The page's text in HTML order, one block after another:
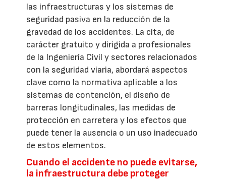
las infraestructuras y los sistemas de
seguridad pasiva en la reducción de la
gravedad de los accidentes. La cita, de
carácter gratuito y dirigida a profesionales
de la Ingeniería Civil y sectores relacionados
con la seguridad viaria, abordará aspectos
clave como la normativa aplicable a los
sistemas de contención, el diseño de
barreras longitudinales, las medidas de
protección en carretera y los efectos que
puede tener la ausencia o un uso inadecuado
de estos elementos.
Cuando el accidente no puede evitarse,
la infraestructura debe proteger